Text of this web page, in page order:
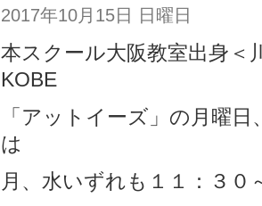
2017年10月15日 日曜日
本スクール大阪教室出身＜
KOBE
「アットイーズ」の月曜
は
月、水いずれも１１：３